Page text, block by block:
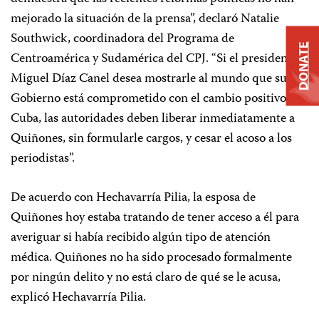
mejorado la situación de la prensa”, declaró Natalie
Southwick, coordinadora del Programa de
Centroamérica y Sudamérica del CPJ. “Si el presidente
Miguel Díaz Canel desea mostrarle al mundo que su
Gobierno está comprometido con el cambio positivo en
Cuba, las autoridades deben liberar inmediatamente a
Quiñones, sin formularle cargos, y cesar el acoso a los
periodistas”.
De acuerdo con Hechavarría Pilia, la esposa de
Quiñones hoy estaba tratando de tener acceso a él para
averiguar si había recibido algún tipo de atención
médica. Quiñones no ha sido procesado formalmente
por ningún delito y no está claro de qué se le acusa,
explicó Hechavarría Pilia.
DONATE